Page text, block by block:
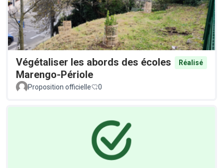
Végétaliser les abords des écoles
Marengo-Périole
Réalisé
Proposition officielle 0